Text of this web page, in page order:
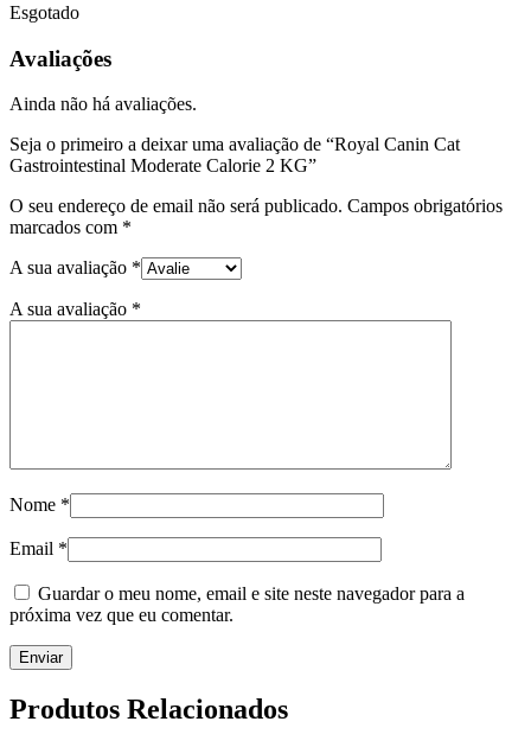
Esgotado
Avaliações
Ainda não há avaliações.
Seja o primeiro a deixar uma avaliação de “Royal Canin Cat
Gastrointestinal Moderate Calorie 2 KG”
O seu endereço de email não será publicado. Campos obrigatórios
marcados com *
A sua avaliação *
A sua avaliação *
Nome *
Email *
Guardar o meu nome, email e site neste navegador para a
próxima vez que eu comentar.
Produtos Relacionados